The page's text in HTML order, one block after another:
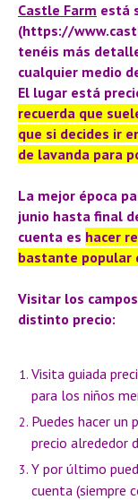
Castle Farm está
(https://
tenéis más
cualquier medio
El lugar está
recuerda que
que si decides ir
de lavanda para
La mejor época
junio hasta final
cuenta es hacer
bastante popular
Visitar los
distinto precio:
Visita guiada
para los niños
Puedes hacer un
precio alrededor
Y por último
cuenta (siempre